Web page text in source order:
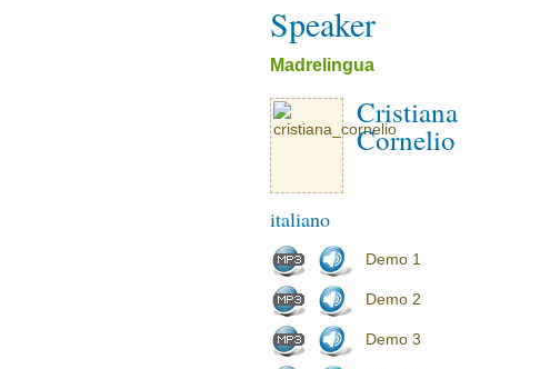
Speaker
Madrelingua
Cristiana
Cornelio
italiano
Demo 1
Demo 2
Demo 3